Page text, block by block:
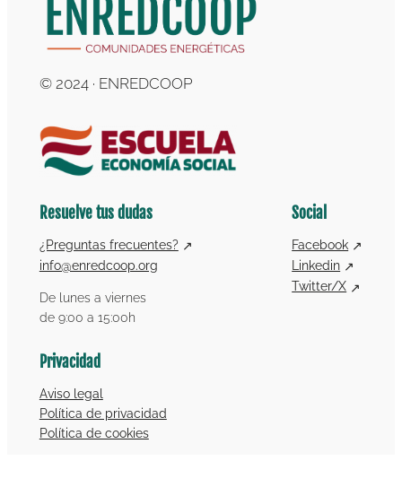
© 2024 · ENREDCOOP
Resuelve tus dudas
¿Preguntas frecuentes?
info@enredcoop.org
De lunes a viernes
de 9:00 a 15:00h
Social
Facebook
Linkedin
Twitter/X
Privacidad
Aviso legal
Política de privacidad
Política de cookies